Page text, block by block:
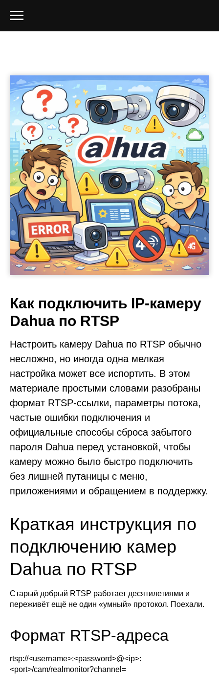
Как подключить IP-камеру
Dahua по RTSP
Настроить камеру Dahua по RTSP обычно
несложно, но иногда одна мелкая
настройка может все испортить. В этом
материале простыми словами разобраны
формат RTSP-ссылки, параметры потока,
частые ошибки подключения и
официальные способы сброса забытого
пароля Dahua перед установкой, чтобы
камеру можно было быстро подключить
без лишней путаницы с меню,
приложениями и обращением в поддержку.
Краткая инструкция по
подключению камер
Dahua по RTSP
Старый добрый RTSP работает десятилетиями и
переживёт ещё не один «умный» протокол. Поехали.
Формат RTSP-адреса
rtsp://<username>:<password>@<ip>:
<port>/cam/realmonitor?channel=